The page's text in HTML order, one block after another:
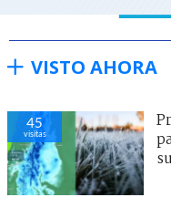
VISTO AHORA
45
visitas